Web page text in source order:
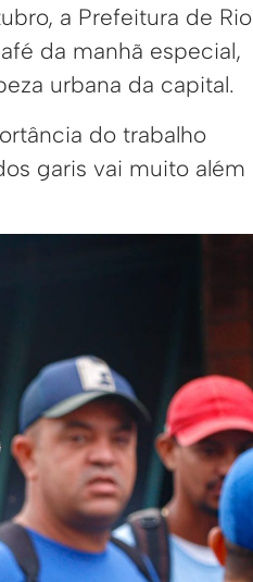
a Prefeitura de Rio
da manhã especial,
urbana da capital.
do trabalho
garis vai muito além